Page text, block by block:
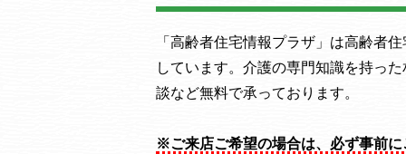
「高齢者住宅情報プラザ」は高齢者
しています。介護の専門知識を持っ
談など無料で承っております。
※ご来店ご希望の場合は、必ず事前